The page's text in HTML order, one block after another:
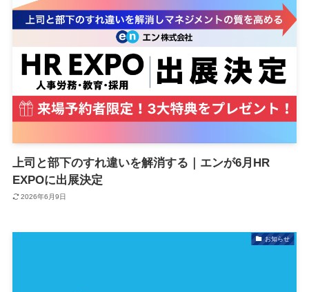
上司と部下のすれ違いを解消する｜エンが6月HR
EXPOに出展決定
2026年6月9日
お知らせ